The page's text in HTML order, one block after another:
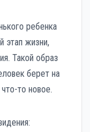
ребенка
этап жизни,
Такой образ
берет на
то новое.